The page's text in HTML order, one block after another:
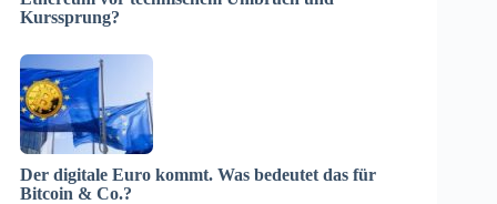
Kurssprung?
Der digitale Euro kommt. Was bedeutet das für
Bitcoin & Co.?